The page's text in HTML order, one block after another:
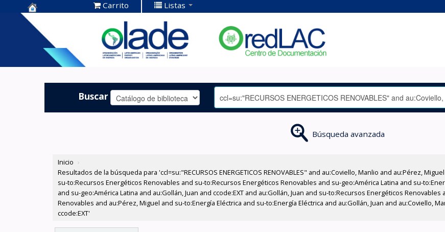
Centro de
Documentación
OLADE -
Carrito Listas
Buscar
Búsqueda avanzada
Inicio ›
Resultados de la búsqueda para 'ccl=su:"RECURSOS ENERGETICOS RENOVABLES" and au:Coviello, Manlio and au:Pérez,
su-to:Recursos Energéticos Renovables and su-to:Recursos Energéticos Renovables and su-geo:América Latina and su-
and su-geo:América Latina and au:Gollán, Juan and ccode:EXT and au:Gollán, Juan and su-to:Recursos Energéticos
Renovables and au:Pérez, Miguel and su-to:Energía Eléctrica and su-to:Energía Eléctrica and au:Gollán, Juan and au:Coviello,
ccode:EXT'